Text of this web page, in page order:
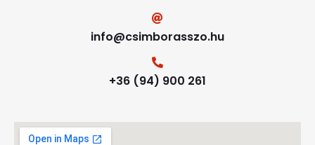
info@csimborasszo.hu
+36 (94) 900 261